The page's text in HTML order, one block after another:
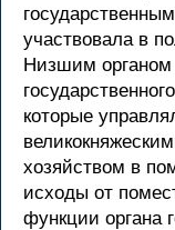
участвовала в
Низшим органом
которые
хозяйством в
исходы от
функции органа